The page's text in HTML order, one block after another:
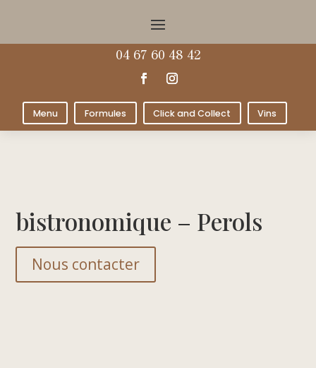
04 67 60 48 42
Menu Formules Click and Collect Vins
bistronomique – Perols
Nous contacter